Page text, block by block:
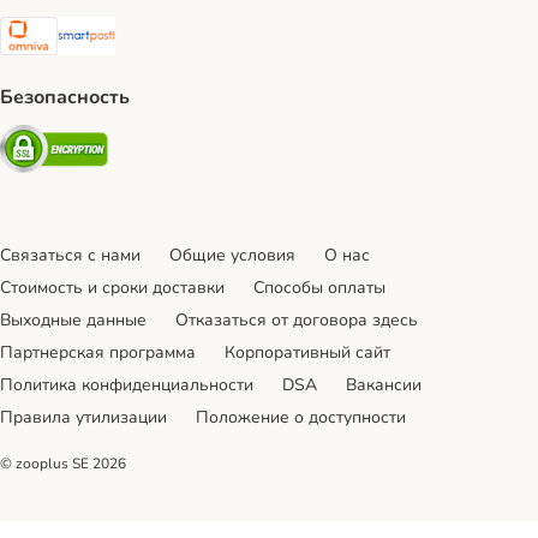
Omniva Shipping Method
SmartPosti Shipping Method
Безопасность
Security
Связаться с нами Общие условия
О нас
Стоимость и сроки доставки
Cпособы оплаты
Выходные данные
Отказаться от договора здесь
Партнерская программа
Корпоративный сайт
Политика конфиденциальности
DSA
Вакансии
Правила утилизации
Положение о доступности
© zooplus SE 2026